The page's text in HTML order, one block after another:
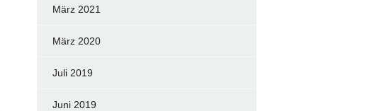
März 2021
März 2020
Juli 2019
Juni 2019